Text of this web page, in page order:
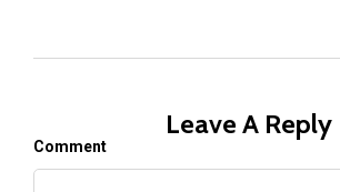
Leave A Reply
Comment